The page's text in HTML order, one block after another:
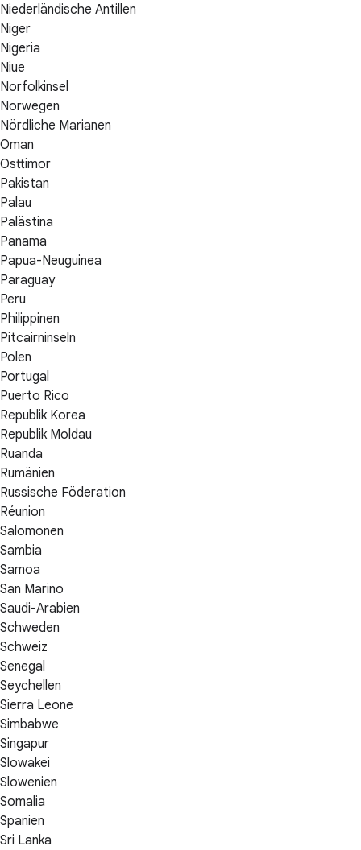
Niederländische Antillen
Niger
Nigeria
Niue
Norfolkinsel
Norwegen
Nördliche Marianen
Oman
Osttimor
Pakistan
Palau
Palästina
Panama
Papua-Neuguinea
Paraguay
Peru
Philippinen
Pitcairninseln
Polen
Portugal
Puerto Rico
Republik Korea
Republik Moldau
Ruanda
Rumänien
Russische Föderation
Réunion
Salomonen
Sambia
Samoa
San Marino
Saudi-Arabien
Schweden
Schweiz
Senegal
Seychellen
Sierra Leone
Simbabwe
Singapur
Slowakei
Slowenien
Somalia
Spanien
Sri Lanka